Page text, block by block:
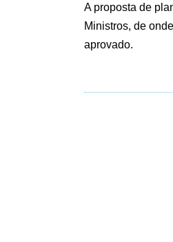
A proposta de
Ministros, de
aprovado.